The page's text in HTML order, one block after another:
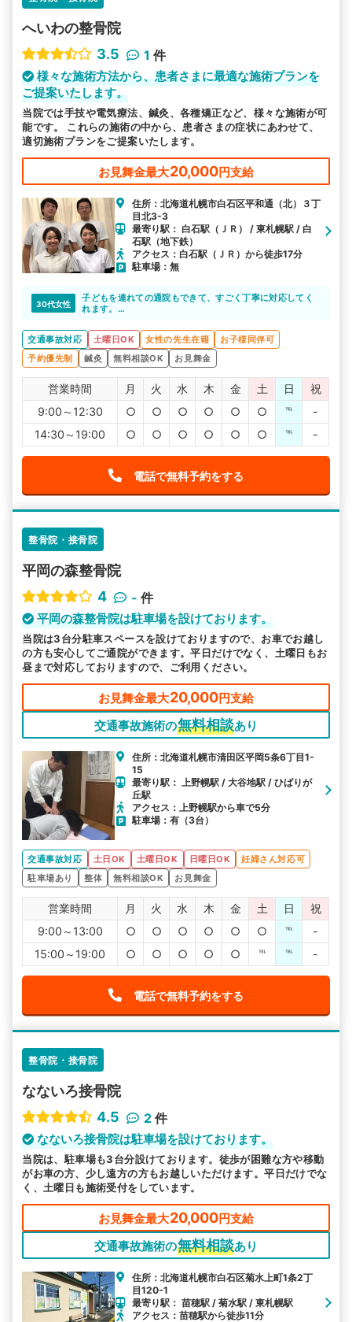
へいわの整骨院
3.5
1 件
様々な施術方法から、患者さまに最適な施術プランを
ご提案いたします。
当院では手技や電気療法、鍼灸、各種矯正など、様々な施術が可
能です。 これらの施術の中から、患者さまの症状にあわせて、
適切施術プランをご提案いたします。
お見舞金最大20,000円支給
住所：北海道札幌市白石区平和通（北）３丁
目北3-3
最寄り駅： 白石駅（ＪＲ） / 東札幌駅 / 白
石駅（地下鉄）
アクセス：白石駅（ＪＲ）から徒歩17分
駐車場：無
30代女性
子どもを連れての通院もできて、すごく丁寧に対応してく
れます。
交通事故対応
土曜日OK 女性の先生在籍
お子様同伴可
予約優先制
鍼灸 無料相談OK お見舞金
営業時間 月 火 水 木 金 土 日
祝
9:00～12:30
○ ○ ○ ○ ○ ○ ℡
-
14:30～19:00
○ ○ ○ ○ ○ ○ ℡ -
電話で無料予約をする
整骨院・接骨院
平岡の森整骨院
4
- 件
平岡の森整骨院は駐車場を設けております。
当院は3台分駐車スペースを設けておりますので、お車でお越し
の方も安心してご通院ができます。平日だけでなく、土曜日もお
昼まで対応しておりますので、ご利用ください。
お見舞金最大20,000円支給
交通事故施術の無料相談あり
住所：北海道札幌市清田区平岡5条6丁目1-
15
最寄り駅： 上野幌駅 / 大谷地駅 / ひばりが
丘駅
アクセス：上野幌駅から車で5分
駐車場：有（3台）
交通事故対応 土日OK 土曜日OK 日曜日OK
妊婦さん対応可
駐車場あり
整体 無料相談OK お見舞金
営業時間 月 火 水 木 金 土 日
祝
9:00～13:00
○ ○ ○ ○ ○ ○ ℡
-
15:00～19:00
○ ○ ○ ○ ○ ℡ ℡ -
電話で無料予約をする
整骨院・接骨院
なないろ接骨院
4.5
2 件
なないろ接骨院は駐車場を設けております。
当院は、駐車場も3台分設けております。徒歩が困難な方や移動
がお車の方、少し遠方の方もお越しいただけます。平日だけでな
く、土曜日も施術受付をしています。
お見舞金最大20,000円支給
交通事故施術の無料相談あり
住所：北海道札幌市白石区菊水上町1条2丁
目120-1
最寄り駅： 苗穂駅 / 菊水駅 / 東札幌駅
アクセス：苗穂駅から徒歩11分